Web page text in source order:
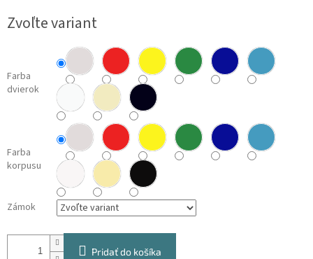
cena:
Zvoľte variant
Farba
dvierok
Farba
korpusu
Zámok
Pridať do košíka